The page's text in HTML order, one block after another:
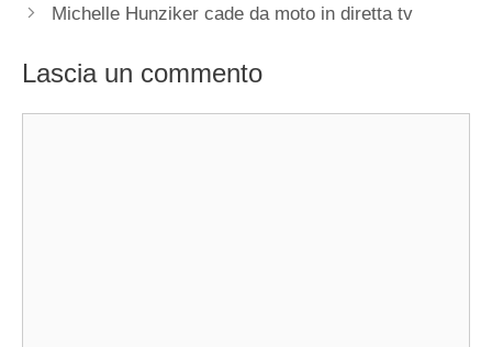
Michelle Hunziker cade da moto in diretta tv
Lascia un commento